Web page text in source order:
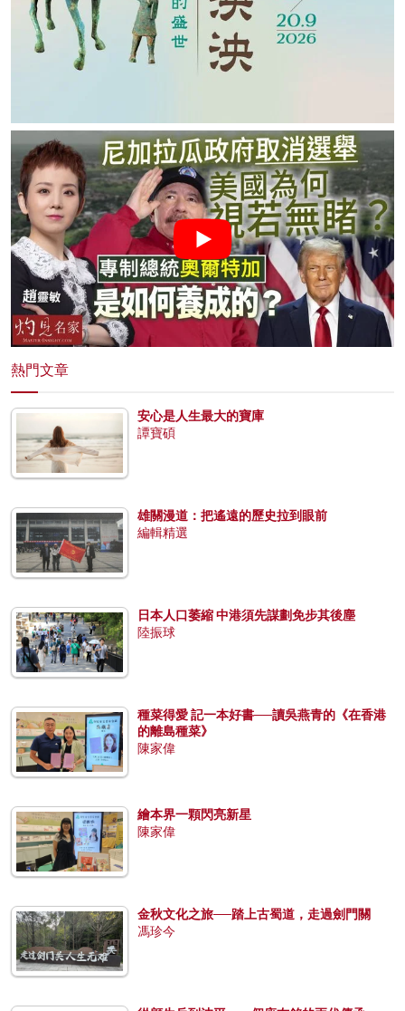
熱門文章
安心是人生最大的寶庫
譚寶碩
雄關漫道：把遙遠的歷史拉到眼前
編輯精選
日本人口萎縮 中港須先謀劃免步其後塵
陸振球
種菜得愛 記一本好書──讀吳燕青的《在香港
的離島種菜》
陳家偉
繪本界一顆閃亮新星
陳家偉
金秋文化之旅──踏上古蜀道，走過劍門關
馮珍今